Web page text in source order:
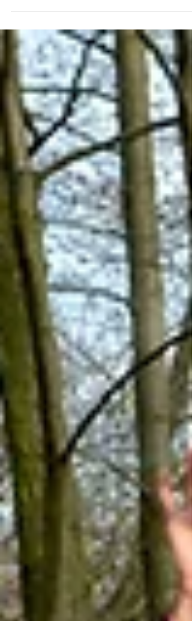
Aleksandra Flak. Abhaya Studio to fantastyczni ludzie
i piękne miejsce z klimatem. Mieści się w
odrestaurowanej manufakturze w samym centrum
Wrocławia. Fot. Ola Flak Prowadzona medytacja
rozpoczęciem praktyki pierwszej serii. Fot. Ola Flak
Mantra otwierająca rozwibrowała nie tylko